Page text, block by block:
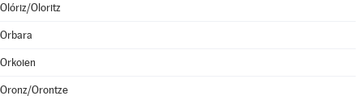
Olóriz/Oloritz
Orbara
Orkoien
Oronz/Orontze